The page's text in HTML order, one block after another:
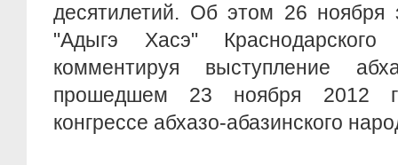
десятилетий. Об этом 26 ноября
"Адыгэ Хасэ"
комментируя выступление
прошедшем 23 ноября 2012
конгрессе абхазо-абазинского